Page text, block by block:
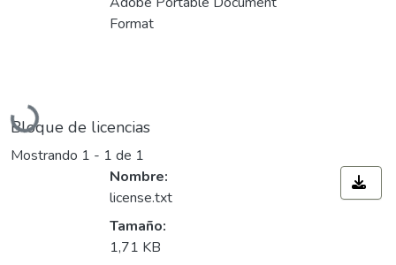
Cargando...
Format
Bloque de licencias
Mostrando 1 - 1 de 1
Nombre:
license.txt
Tamaño:
1,71 KB